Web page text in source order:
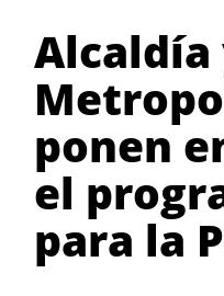
Alcaldía
ponen
el
para la